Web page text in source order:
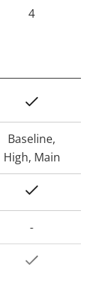
4
Baseline,
High, Main
-